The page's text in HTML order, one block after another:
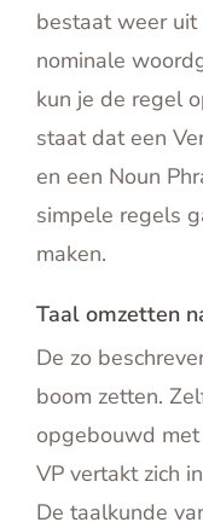
bestaat weer
nominale
kun je de regel
staat dat een
en een Noun
simpele regels
maken.
Taal omzetten
De zo
boom zetten.
opgebouwd met
VP vertakt zich
De taalkunde